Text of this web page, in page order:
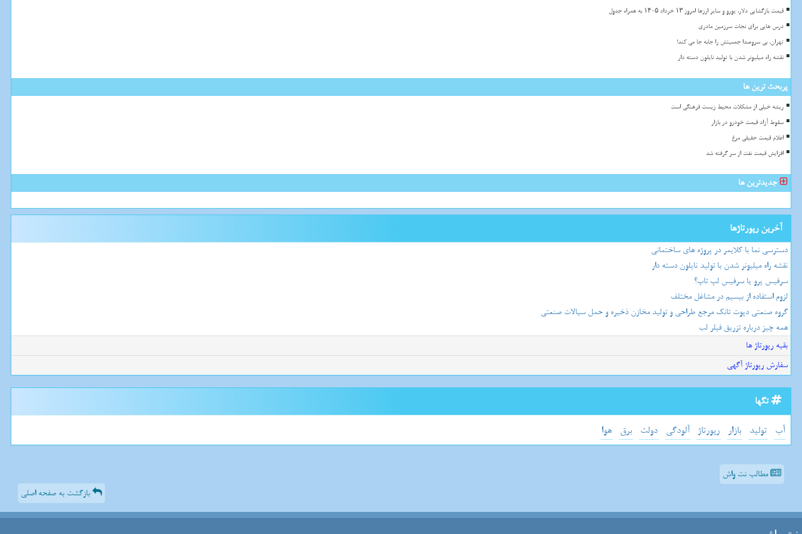
قیمت بازگشایی دلار، یورو و سایر ارزها امروز ۱۳ خرداد ۱۴۰۵ به همراه جدول
درس هایی برای نجات سرزمین مادری
تهران، بی سروصدا جمعیتش را جابه جا می کند!
نقشه راه میلیونر شدن با تولید نایلون دسته دار
پربحث ترین ها
ریشه خیلی از مشکلات محیط زیست فرهنگی است
سقوط آزاد قیمت خودرو در بازار
اعلام قیمت حقیقی مرغ
افزایش قیمت نفت از سر گرفته شد
جدیدترین ها
آخرین رپورتاژها
دسترسی نما با کلایمر در پروژه های ساختمانی
نقشه راه میلیونر شدن با تولید نایلون دسته دار
سرفیس پرو یا سرفیس لپ تاپ؟
لزوم استفاده از بیسیم در مشاغل مختلف
گروه صنعتی دپوت تانک مرجع طراحی و تولید مخازن ذخیره و حمل سیالات صنعتی
همه چیز درباره تزریق فیلر لب
بقیه رپورتاژ ها
سفارش رپورتاژ آگهی
تگها
آب تولید بازار رپورتاژ آلودگی دولت برق هوا
مطالب نت واش
بازگشت به صفحه اصلی